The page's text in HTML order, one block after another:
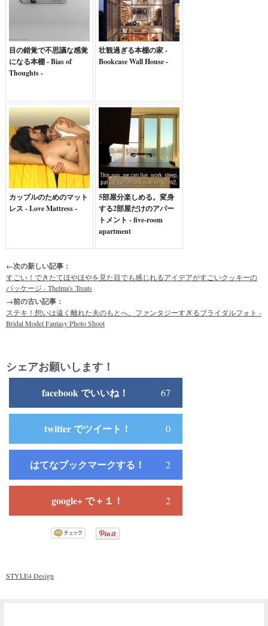
目の錯覚で不思議な感覚
になる本棚 - Bias of
Thoughts -
壮観過ぎる本棚の家 -
Bookcase Wall House -
カップルのためのマット
レス - Love Mattress -
5部屋分楽しめる。変身
する2部屋だけのアパー
トメント - five-room
apartment
←次の新しい記事：
すごい！できたてほやほやを見た目でも感じれるアイデアがすごいクッキーの
パッケージ - Thelma's Treats
→前の古い記事：
ステキ！想いは遠く離れた夫のもとへ。ファンタジーすぎるブライダルフォト -
Bridal Model Fantasy Photo Shoot
シェアお願いします！
facebook でいいね！ 67
twitter でツイート！ 0
はてなブックマークする！ 2
google+ で＋１！ 2
STYLE4 Design